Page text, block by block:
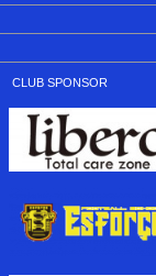
CLUB SPONSOR